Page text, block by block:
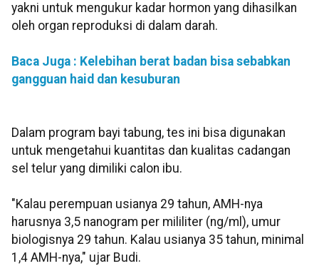
yakni untuk mengukur kadar hormon yang dihasilkan
oleh organ reproduksi di dalam darah.
Baca Juga : Kelebihan berat badan bisa sebabkan
gangguan haid dan kesuburan
Dalam program bayi tabung, tes ini bisa digunakan
untuk mengetahui kuantitas dan kualitas cadangan
sel telur yang dimiliki calon ibu.
"Kalau perempuan usianya 29 tahun, AMH-nya
harusnya 3,5 nanogram per mililiter (ng/ml), umur
biologisnya 29 tahun. Kalau usianya 35 tahun, minimal
1,4 AMH-nya," ujar Budi.